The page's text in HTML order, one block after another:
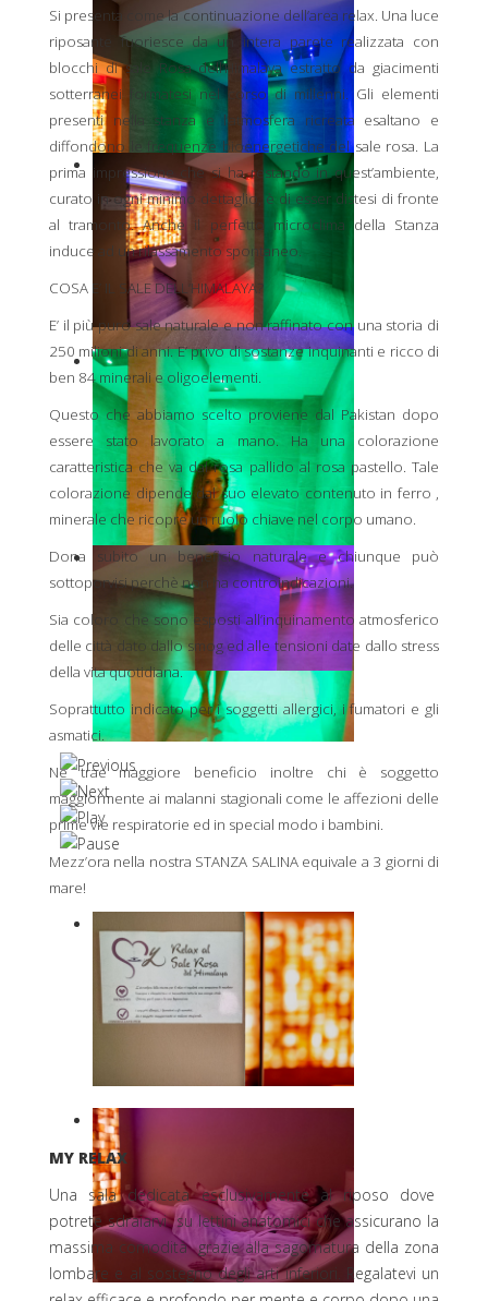
Si presenta come la continuazione dell’area relax. Una luce
riposante fuoriesce da un intera parete realizzata con
blocchi di sale Rosa dell’Himalaya estratto da giacimenti
sotterranei formatesi nel corso di millenni. Gli elementi
presenti nella stanza e l’atmosfera ricreata esaltano e
diffondono le frequenze bioenergetiche del sale rosa. La
prima impressione che si ha restando in quest’ambiente,
curato in ogni minimo dettaglio, è di esser distesi di fronte
al tramonto. Anche il perfetto microclima della Stanza
induce ad un rilassamento spontaneo.
COSA E’ IL SALE DELL’HIMALAYA?
E’ il più puro sale naturale e non raffinato con una storia di
250 milioni di anni. E’ privo di sostanze inquinanti e ricco di
ben 84 minerali e oligoelementi.
Questo che abbiamo scelto proviene dal Pakistan dopo
essere stato lavorato a mano. Ha una colorazione
caratteristica che va dal rosa pallido al rosa pastello. Tale
colorazione dipende dal suo elevato contenuto in ferro ,
minerale che ricopre un ruolo chiave nel corpo umano.
Dona subito un beneficio naturale e chiunque può
sottoporvisi perchè non ha controindicazioni.
Sia coloro che sono esposti all’inquinamento atmosferico
delle città dato dallo smog ed alle tensioni date dallo stress
della vita quotidiana.
Soprattutto indicato per i soggetti allergici, i fumatori e gli
asmatici.
Ne trae maggiore beneficio inoltre chi è soggetto
maggiormente ai malanni stagionali come le affezioni delle
prime vie respiratorie ed in special modo i bambini.
Mezz’ora nella nostra STANZA SALINA equivale a 3 giorni di
mare!
MY RELAX
Una sala dedicata esclusivamente al riposo dove
potrete sdraiarvi su lettini anatomici che assicurano la
massima comodità grazie alla sagomatura della zona
lombare e al sostegno degli arti inferiori. Regalatevi un